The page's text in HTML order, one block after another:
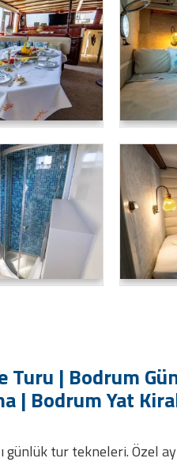
Turu | Bodrum
| Bodrum Yat
günlük tur tekneleri. Özel